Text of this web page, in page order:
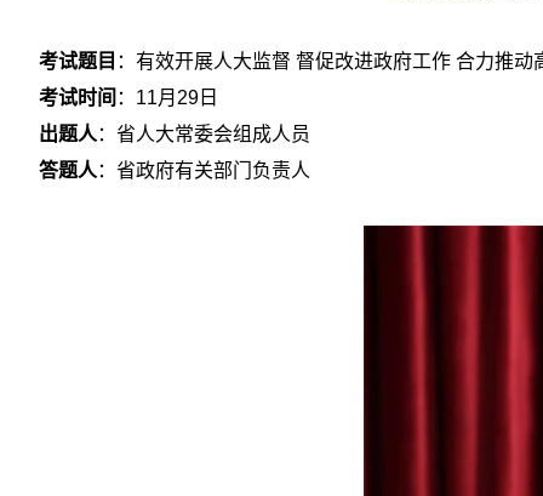
考试题目 ：有效开展人大监督 督促改进政府工作 合力推
考试时间 ：11月29日
出题人 ：省人大常委会组成人员
答题人 ：省政府有关部门负责人